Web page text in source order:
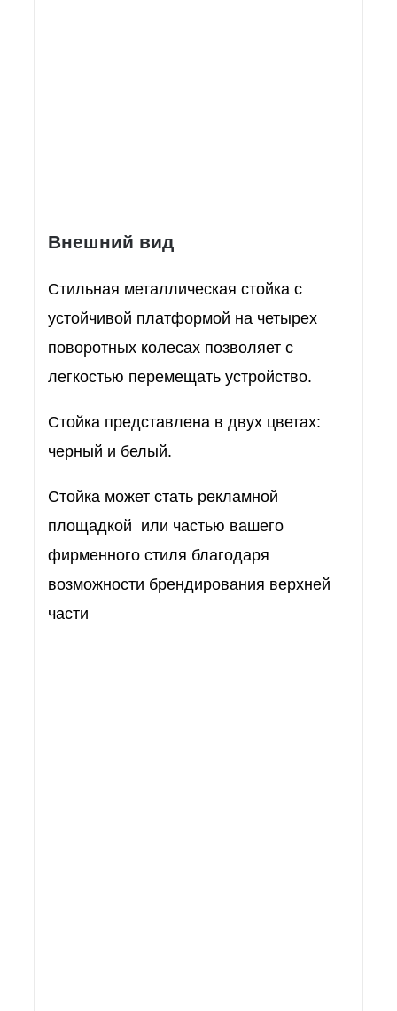
Внешний вид
Стильная металлическая стойка с
устойчивой платформой на четырех
поворотных колесах позволяет с
легкостью перемещать устройство.
Стойка представлена в двух цветах:
черный и белый.
Стойка может стать рекламной
площадкой или частью вашего
фирменного стиля благодаря
возможности брендирования верхней
части